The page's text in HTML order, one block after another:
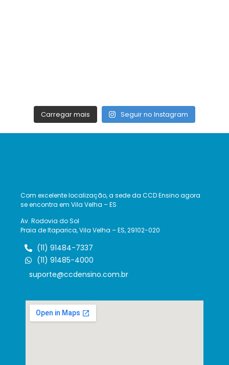
Carregar mais Seguir no Instagram
Com excelente localização, a sede da CCD Ensino agora
se encontra em Vila Velha – ES
Av. Rodovia do Sol
Praia de Itaparica, Vila Velha – ES, 29102-020
(11) 91484-7337
(11) 91485-4000
suporte@ccdensino.com.br